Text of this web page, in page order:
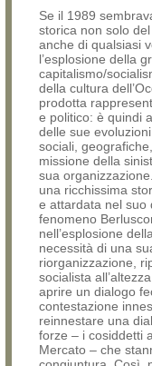
Se il 1989
storica non solo
anche di qualsiasi
l’esplosione della
capitalismo/
della cultura
prodotta
e politico: è quindi
delle sue
sociali,
missione della
sua
una ricchissima
e attardata nel suo
fenomeno
nell’esplosione
necessità di una
riorganizzazione,
socialista
aprire un dialogo
contestazione
reinnestare una
forze – i cosiddetti
Mercato – che